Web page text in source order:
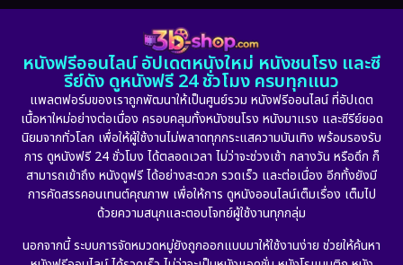
หนังฟรีออนไลน์ อัปเดตหนังใหม่ หนังชนโรง และซี
รีย์ดัง ดูหนังฟรี 24 ชั่วโมง ครบทุกแนว
แพลตฟอร์มของเราถูกพัฒนาให้เป็นศูนย์รวม หนังฟรีออนไลน์ ที่อัปเดต
เนื้อหาใหม่อย่างต่อเนื่อง ครอบคลุมทั้งหนังชนโรง หนังมาแรง และซีรีย์ยอด
นิยมจากทั่วโลก เพื่อให้ผู้ใช้งานไม่พลาดทุกกระแสความบันเทิง พร้อมรองรับ
การ ดูหนังฟรี 24 ชั่วโมง ได้ตลอดเวลา ไม่ว่าจะช่วงเช้า กลางวัน หรือดึก ก็
สามารถเข้าถึง หนังดูฟรี ได้อย่างสะดวก รวดเร็ว และต่อเนื่อง อีกทั้งยังมี
การคัดสรรคอนเทนต์คุณภาพ เพื่อให้การ ดูหนังออนไลน์เต็มเรื่อง เต็มไป
ด้วยความสนุกและตอบโจทย์ผู้ใช้งานทุกกลุ่ม
นอกจากนี้ ระบบการจัดหมวดหมู่ยังถูกออกแบบมาให้ใช้งานง่าย ช่วยให้ค้นหา